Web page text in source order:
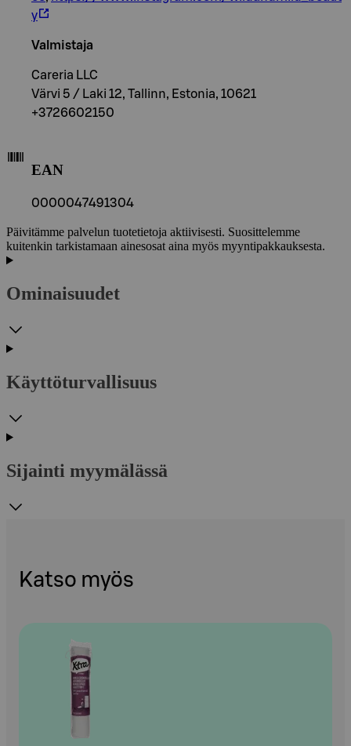
y
Valmistaja
Careria LLC
Värvi 5 / Laki 12, Tallinn, Estonia, 10621
+3726602150
EAN
0000047491304
Päivitämme palvelun tuotetietoja aktiivisesti. Suosittelemme
kuitenkin tarkistamaan ainesosat aina myös myyntipakkauksesta.
Ominaisuudet
Käyttöturvallisuus
Sijainti myymälässä
Katso myös